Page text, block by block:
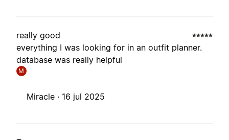
really good
everything I was looking for in an outfit planner.
database was really helpful
M
Miracle · 16 jul 2025